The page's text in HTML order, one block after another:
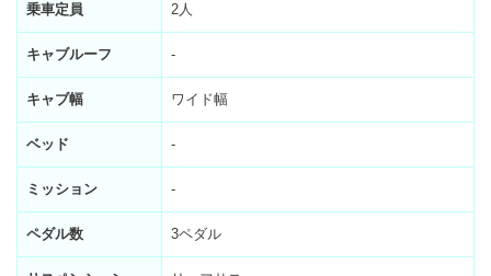
乗車定員 2人
キャブルーフ -
キャブ幅 ワイド幅
ベッド -
ミッション -
ペダル数 3ペダル